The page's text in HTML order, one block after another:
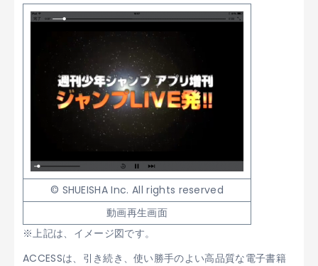
© SHUEISHA Inc. All rights reserved
動画再生画面
※上記は、イメージ図です。
ACCESSは、引き続き、使い勝手のよい高品質な電子書籍